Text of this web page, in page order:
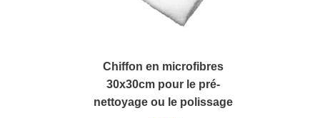
Chiffon en microfibres
30x30cm pour le pré-
nettoyage ou le polissage